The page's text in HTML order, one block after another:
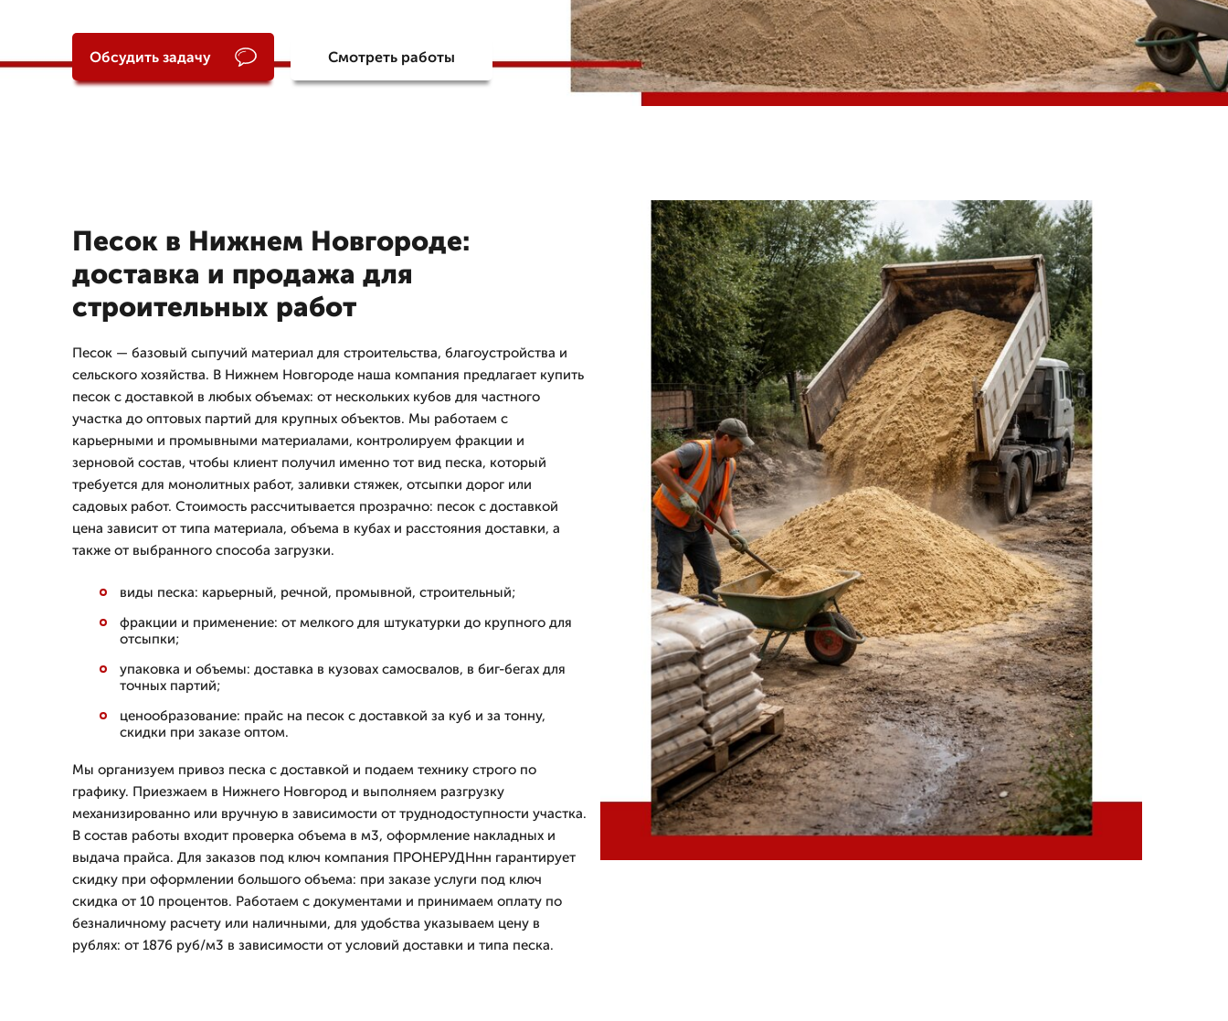
Обсудить задачу Смотреть работы
Песок в Нижнем Новгороде:
доставка и продажа для
строительных работ
Песок — базовый сыпучий материал для строительства, благоустройства и
сельского хозяйства. В Нижнем Новгороде наша компания предлагает купить
песок с доставкой в любых объемах: от нескольких кубов для частного
участка до оптовых партий для крупных объектов. Мы работаем с
карьерными и промывными материалами, контролируем фракции и
зерновой состав, чтобы клиент получил именно тот вид песка, который
требуется для монолитных работ, заливки стяжек, отсыпки дорог или
садовых работ. Стоимость рассчитывается прозрачно: песок с доставкой
цена зависит от типа материала, объема в кубах и расстояния доставки, а
также от выбранного способа загрузки.
виды песка: карьерный, речной, промывной, строительный;
фракции и применение: от мелкого для штукатурки до крупного для
отсыпки;
упаковка и объемы: доставка в кузовах самосвалов, в биг-бегах для
точных партий;
ценообразование: прайс на песок с доставкой за куб и за тонну,
скидки при заказе оптом.
Мы организуем привоз песка с доставкой и подаем технику строго по
графику. Приезжаем в Нижнего Новгород и выполняем разгрузку
механизированно или вручную в зависимости от труднодоступности участка.
В состав работы входит проверка объема в м3, оформление накладных и
выдача прайса. Для заказов под ключ компания ПРОНЕРУДНнн гарантирует
скидку при оформлении большого объема: при заказе услуги под ключ
скидка от 10 процентов. Работаем с документами и принимаем оплату по
безналичному расчету или наличными, для удобства указываем цену в
рублях: от 1876 руб/м3 в зависимости от условий доставки и типа песка.